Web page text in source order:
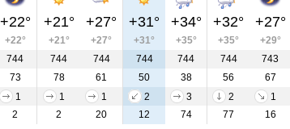
+22° +21° +27° +31° +34° +32° +27°
+22° +21° +27° +31° +35° +35°
+29°
744 744 744 744 744 744
743
73 78 61 50 38 56
67
1 1 1 2 3 2
1
2 2 20 12 74 77 16